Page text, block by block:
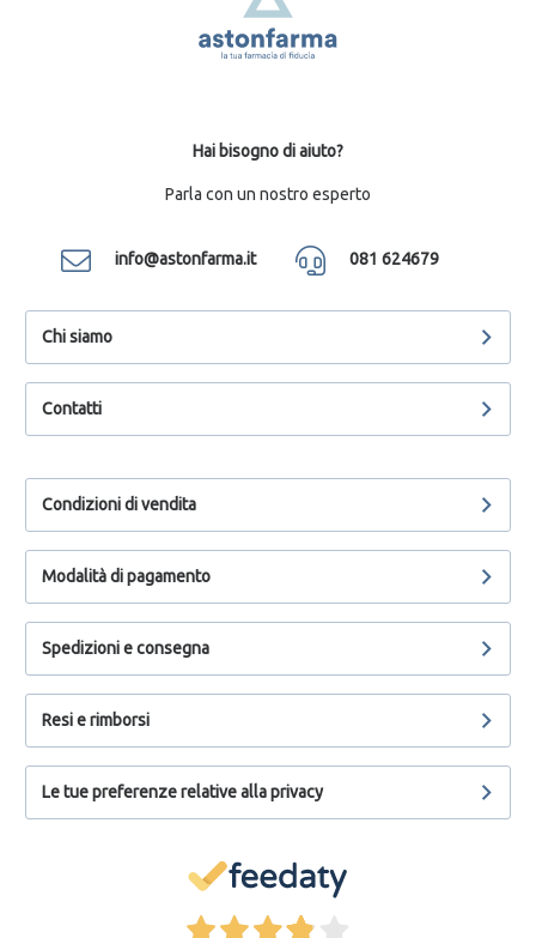
Hai bisogno di aiuto?
Parla con un nostro esperto
info@astonfarma.it 081 624679
Chi siamo
Contatti
Condizioni di vendita
Modalità di pagamento
Spedizioni e consegna
Resi e rimborsi
Le tue preferenze relative alla privacy